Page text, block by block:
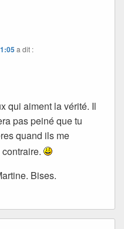
a dit :
qui aiment la vérité. Il
pas peiné que tu
quand ils me
Bises.